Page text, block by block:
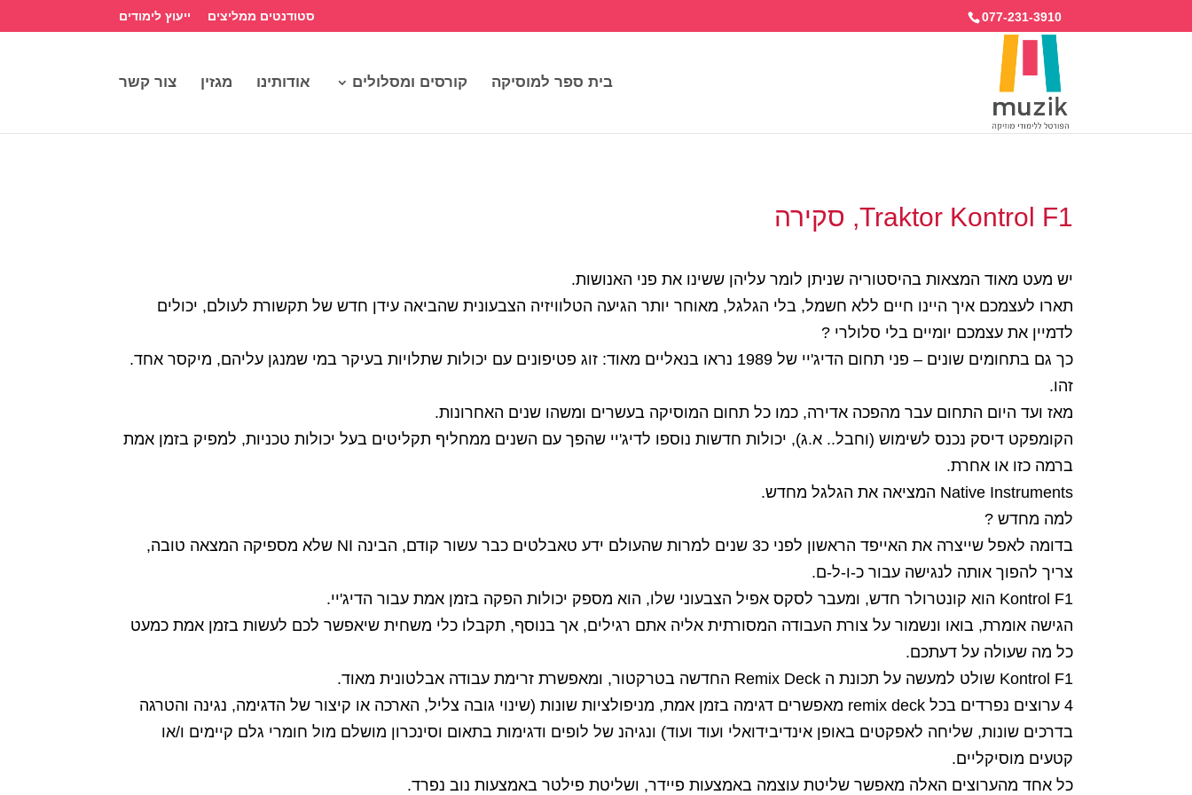
077-231-3910 סטודנטים ממליצים ייעוץ לימודים
בית ספר למוסיקה קורסים ומסלולים אודותינו מגזין צור קשר
Traktor Kontrol F1, סקירה
יש מעט מאוד המצאות בהיסטוריה שניתן לומר עליהן ששינו את פני האנושות.
תארו לעצמכם איך היינו חיים ללא חשמל, בלי הגלגל, מאוחר יותר הגיעה הטלוויזיה הצבעונית שהביאה עידן חדש של תקשורת לעולם, יכולים
לדמיין את עצמכם יומיים בלי סלולרי ?
כך גם בתחומים שונים – פני תחום הדיג'יי של 1989 נראו בנאליים מאוד: זוג פטיפונים עם יכולות שתלויות בעיקר במי שמנגן עליהם, מיקסר אחד.
זהו.
מאז ועד היום התחום עבר מהפכה אדירה, כמו כל תחום המוסיקה בעשרים ומשהו שנים האחרונות.
הקומפקט דיסק נכנס לשימוש (וחבל.. א.ג), יכולות חדשות נוספו לדיג'יי שהפך עם השנים ממחליף תקליטים בעל יכולות טכניות, למפיק בזמן אמת
ברמה כזו או אחרת.
Native Instruments המציאה את הגלגל מחדש.
למה מחדש ?
בדומה לאפל שייצרה את האייפד הראשון לפני כ3 שנים למרות שהעולם ידע טאבלטים כבר עשור קודם, הבינה NI שלא מספיקה המצאה טובה,
צריך להפוך אותה לנגישה עבור כ-ו-ל-ם.
Kontrol F1 הוא קונטרולר חדש, ומעבר לסקס אפיל הצבעוני שלו, הוא מספק יכולות הפקה בזמן אמת עבור הדיג'יי.
הגישה אומרת, בואו ונשמור על צורת העבודה המסורתית אליה אתם רגילים, אך בנוסף, תקבלו כלי משחית שיאפשר לכם לעשות בזמן אמת כמעט
כל מה שעולה על דעתכם.
Kontrol F1 שולט למעשה על תכונת ה Remix Deck החדשה בטרקטור, ומאפשרת זרימת עבודה אבלטונית מאוד.
4 ערוצים נפרדים בכל remix deck מאפשרים דגימה בזמן אמת, מניפולציות שונות (שינוי גובה צליל, הארכה או קיצור של הדגימה, נגינה והטרגה
בדרכים שונות, שליחה לאפקטים באופן אינדיבידואלי ועוד ועוד) ונגיהנ של לופים ודגימות בתאום וסינכרון מושלם מול חומרי גלם קיימים ו/או
קטעים מוסיקליים.
כל אחד מהערוצים האלה מאפשר שליטת עוצמה באמצעות פיידר, ושליטת פילטר באמצעות נוב נפרד.